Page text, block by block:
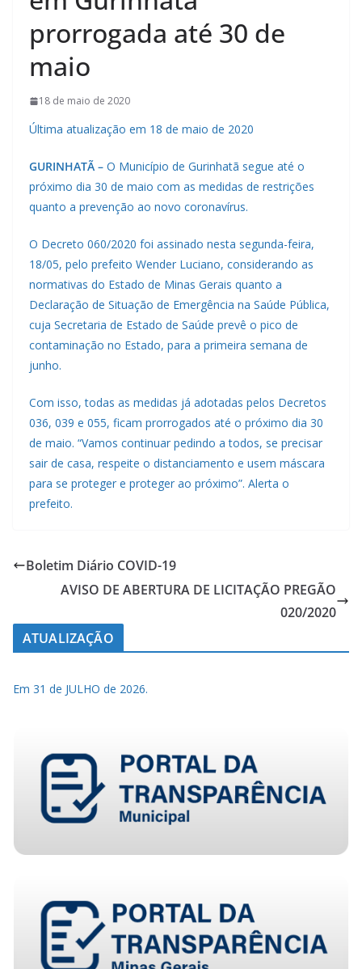
prorrogada até 30 de
maio
18 de maio de 2020
Última atualização em 18 de maio de 2020
GURINHATÃ – O Município de Gurinhatã segue até o
próximo dia 30 de maio com as medidas de restrições
quanto a prevenção ao novo coronavírus.
O Decreto 060/2020 foi assinado nesta segunda-feira,
18/05, pelo prefeito Wender Luciano, considerando as
normativas do Estado de Minas Gerais quanto a
Declaração de Situação de Emergência na Saúde Pública,
cuja Secretaria de Estado de Saúde prevê o pico de
contaminação no Estado, para a primeira semana de
junho.
Com isso, todas as medidas já adotadas pelos Decretos
036, 039 e 055, ficam prorrogados até o próximo dia 30
de maio. “Vamos continuar pedindo a todos, se precisar
sair de casa, respeite o distanciamento e usem máscara
para se proteger e proteger ao próximo”. Alerta o
prefeito.
Boletim Diário COVID-19
AVISO DE ABERTURA DE LICITAÇÃO PREGÃO
020/2020
ATUALIZAÇÃO
Em 31 de JULHO de 2026.